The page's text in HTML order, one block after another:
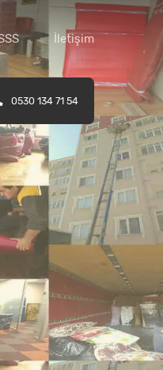
İletişim
0530 134 71 54